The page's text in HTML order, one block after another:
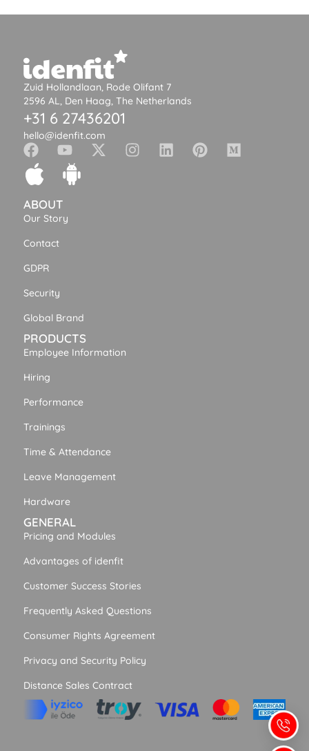
Zuid Hollandlaan, Rode Olifant 7
2596 AL, Den Haag, The Netherlands
+31 6 27436201
hello@idenfit.com
ABOUT
Our Story
Contact
GDPR
Security
Global Brand
PRODUCTS
Employee Information
Hiring
Performance
Trainings
Time & Attendance
Leave Management
Hardware
GENERAL
Pricing and Modules
Advantages of idenfit
Customer Success Stories
Frequently Asked Questions
Consumer Rights Agreement
Privacy and Security Policy
Distance Sales Contract